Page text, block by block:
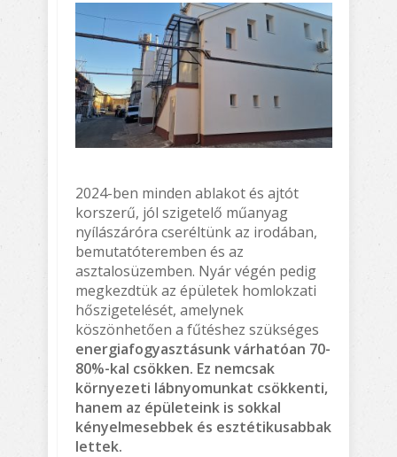
2024-ben minden ablakot és ajtót
korszerű, jól szigetelő műanyag
nyílászáróra cseréltünk az irodában,
bemutatóteremben és az
asztalosüzemben. Nyár végén pedig
megkezdtük az épületek homlokzati
hőszigetelését, amelynek
köszönhetően a fűtéshez szükséges
energiafogyasztásunk várhatóan 70-
80%-kal csökken. Ez nemcsak
környezeti lábnyomunkat csökkenti,
hanem az épületeink is sokkal
kényelmesebbek és esztétikusabbak
lettek.